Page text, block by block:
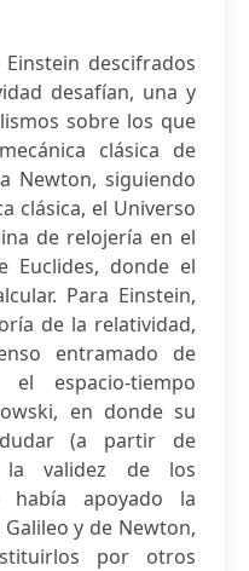
descifrados
desafían, una y
sobre los que
clásica de
Newton, siguiendo
clásica, el Universo
de relojería en el
Euclides, donde el
Para Einstein,
de la relatividad,
entramado de
espacio-tiempo
en donde su
(a partir de
la validez de los
apoyado la
y de Newton,
por otros